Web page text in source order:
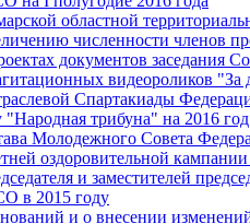
областной
численности членов
документов заседания
видеороликов "За
Спартакиады
"Народная трибуна" на 2016 год
Молодежного Совета
оздоровительной
и заместителей
в 2015 году
и о внесении